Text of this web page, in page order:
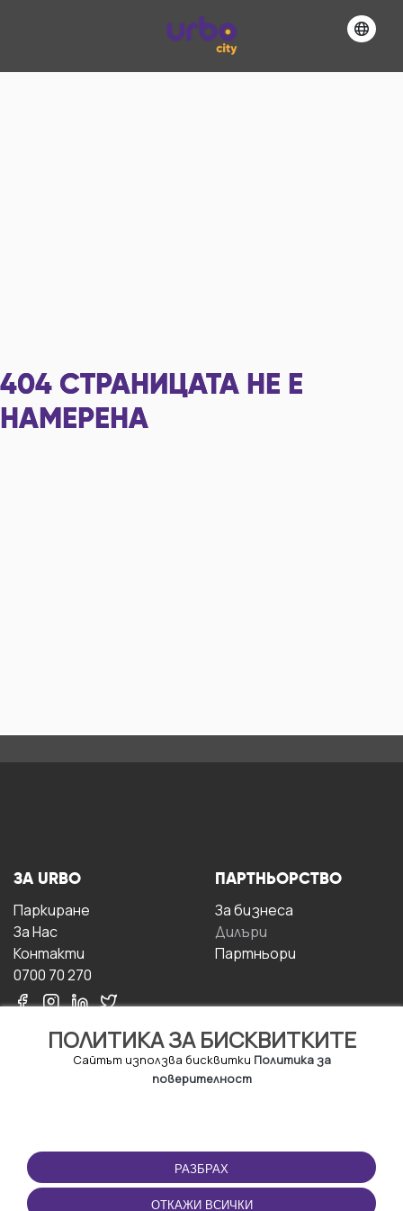
404 СТРАНИЦАТА НЕ Е
НАМЕРЕНА
ПОЛИТИКА ЗА БИСКВИТКИТЕ
Сайтът използва бисквитки Политика за
поверителност
РАЗБРАХ
ОТКАЖИ ВСИЧКИ
ЗА URBO
Паркиране
За Hас
Контакти
0700 70 270
ПАРТНЬОРСТВО
За бизнесa
Дилъри
Партньори
ПОЛЗВАНЕ
Правила и условия за
ползване
ПРИЛОЖЕНИЕТО